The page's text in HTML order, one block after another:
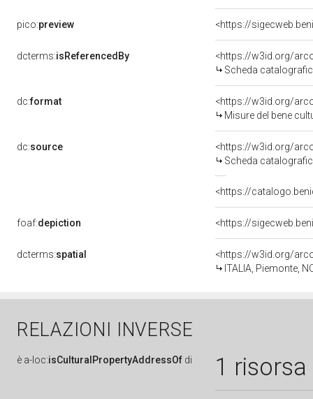
pico:preview <https://
dcterms:isReferencedBy
<https://w3id.org/
Scheda
dc:format
<https://w3id.org/
Misure del bene
dc:source
<https://w3id.org/
Scheda
<https://
foaf:depiction <https://
dcterms:spatial
<https://w3id.org/
ITALIA, Piemonte,
RELAZIONI INVERSE
è a-loc:isCulturalPropertyAddressOf di 1 risorsa